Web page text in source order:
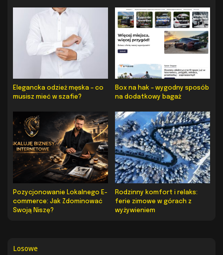
Elegancka odzież męska – co
musisz mieć w szafie?
Box na hak – wygodny sposób
na dodatkowy bagaż
Pozycjonowanie Lokalnego E-
commerce: Jak Zdominować
Swoją Niszę?
Rodzinny komfort i relaks:
ferie zimowe w górach z
wyżywieniem
Losowe